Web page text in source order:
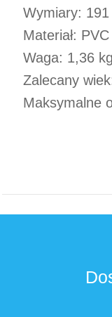
Wymiary:
Materiał: PVC
Waga: 1,36 kg
Zalecany
Maksymalne